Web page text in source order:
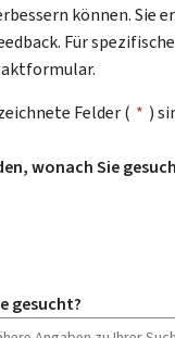
können. Sie
Für
Felder ( * )
wonach Sie
gesucht?